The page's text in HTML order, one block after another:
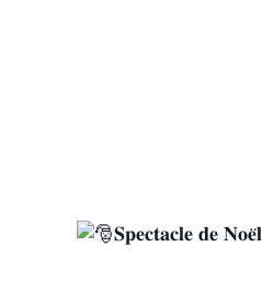
𝐒𝐩𝐞𝐜𝐭𝐚𝐜𝐥𝐞 𝐝𝐞 𝐍𝐨𝐞̈𝐥